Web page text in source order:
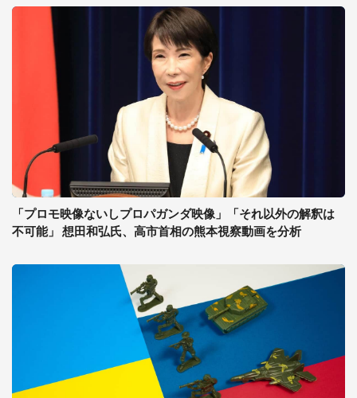
「プロモ映像ないしプロパガンダ映像」「それ以外の解釈は
不可能」 想田和弘氏、高市首相の熊本視察動画を分析